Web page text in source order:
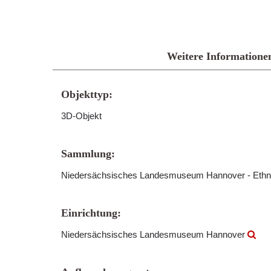
Weitere
Objekttyp:
3D-Objekt
Sammlung:
Niedersächsisches Landesmuseum Hannover -
Einrichtung:
Niedersächsisches Landesmuseum Hannover